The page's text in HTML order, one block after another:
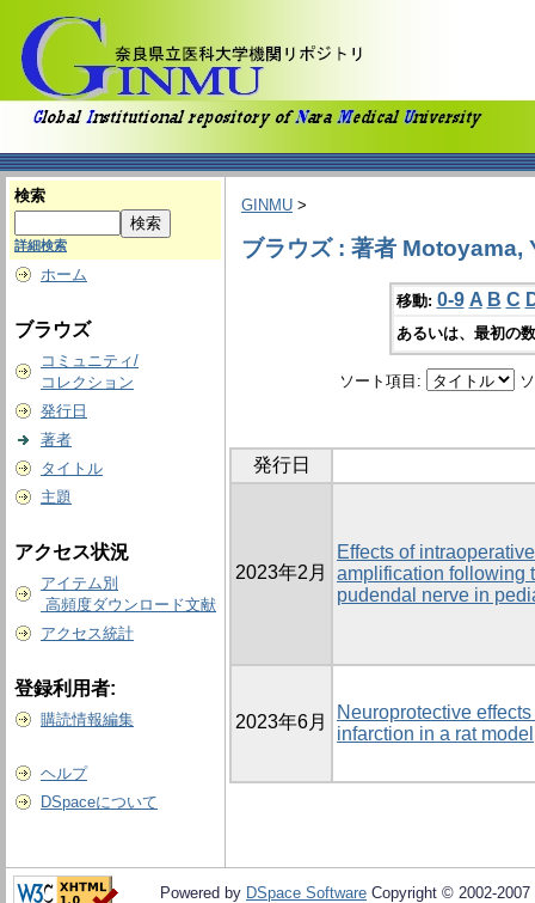
検索
詳細検索
ホーム
ブラウズ
コミュニティ/
コレクション
発行日
著者
タイトル
主題
アクセス状況
アイテム別
高頻度ダウンロード文献
アクセス統計
登録利用者:
購読情報編集
ヘルプ
DSpaceについて
GINMU >
ブラウズ : 著者 Motoyama,
移動: 0-9 A B C
あるいは、最初の
ソート項目:
発行日
2023年2月
Effects of
amplification following
pudendal nerve in
2023年6月
Neuroprotective
infarction in a rat model
Powered by DSpace Software Copyright © 2002-2007